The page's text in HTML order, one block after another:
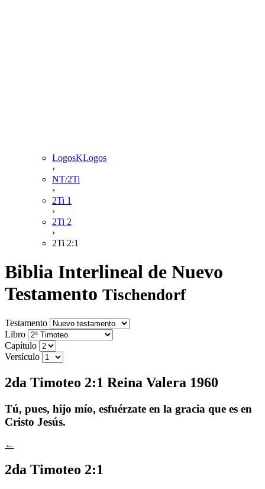
LogosKLogos
›
NT/2Ti
›
2Ti 1
›
2Ti 2
›
2Ti 2:1
Biblia Interlineal de Nuevo
Testamento Tischendorf
Testamento
Libro
Capítulo
Versículo
2da Timoteo 2:1 Reina Valera 1960
Tú, pues, hijo mío, esfuérzate en la gracia que es en
Cristo Jesús.
←
2da Timoteo 2:1